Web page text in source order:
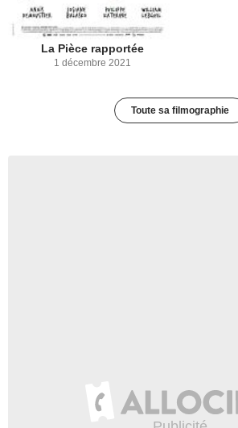
La Pièce rapportée
1 décembre 2021
Toute sa filmographie